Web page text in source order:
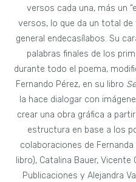
versos cada una, más un
versos, lo que da un total
general endecasílabos. Su
palabras finales de los
durante todo el poema,
Fernando Pérez, en su libro
la hace dialogar con
crear una obra gráfica a
estructura en base a los
colaboraciones de
libro), Catalina Bauer,
Publicaciones y Alejandra